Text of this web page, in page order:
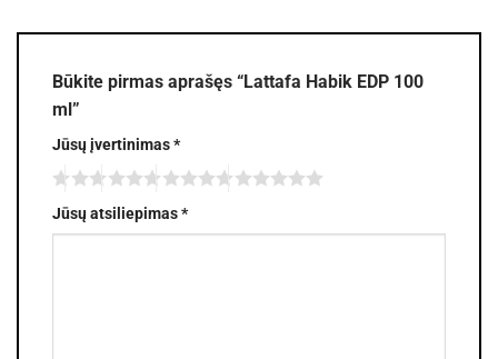
Būkite pirmas aprašęs “Lattafa Habik EDP 100
ml”
Jūsų įvertinimas*
Jūsų atsiliepimas*